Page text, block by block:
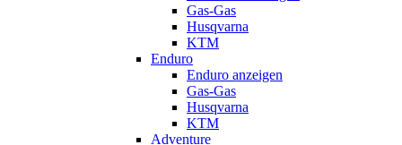
Gas-Gas
Husqvarna
KTM
Enduro
Enduro anzeigen
Gas-Gas
Husqvarna
KTM
Adventure